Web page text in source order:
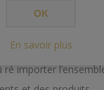
de la mise à jour de
importer
OK
En savoir plus